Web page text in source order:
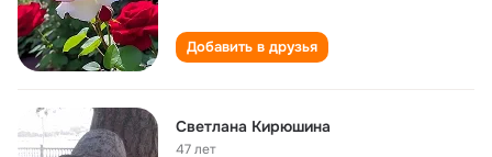
Добавить в друзья
Светлана Кирюшина
47 лет